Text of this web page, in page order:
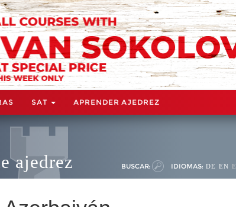
SAT APRENDER AJEDREZ
ajedrez BUSCAR: IDIOMAS: DE EN